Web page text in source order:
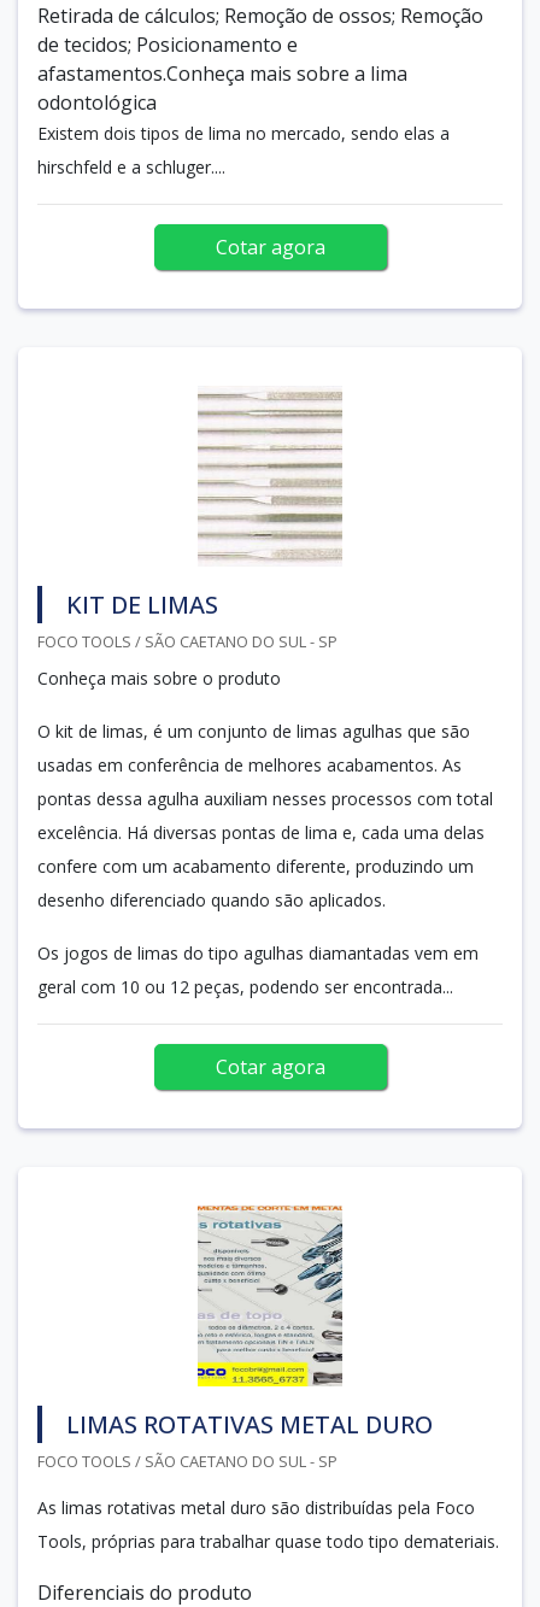
Retirada de cálculos; Remoção de ossos; Remoção
de tecidos; Posicionamento e
afastamentos.Conheça mais sobre a lima
odontológica
Existem dois tipos de lima no mercado, sendo elas a
hirschfeld e a schluger....
Cotar agora
KIT DE LIMAS
FOCO TOOLS / SÃO CAETANO DO SUL - SP
Conheça mais sobre o produto
O kit de limas, é um conjunto de limas agulhas que são
usadas em conferência de melhores acabamentos. As
pontas dessa agulha auxiliam nesses processos com total
excelência. Há diversas pontas de lima e, cada uma delas
confere com um acabamento diferente, produzindo um
desenho diferenciado quando são aplicados.
Os jogos de limas do tipo agulhas diamantadas vem em
geral com 10 ou 12 peças, podendo ser encontrada...
Cotar agora
LIMAS ROTATIVAS METAL DURO
FOCO TOOLS / SÃO CAETANO DO SUL - SP
As limas rotativas metal duro são distribuídas pela Foco
Tools, próprias para trabalhar quase todo tipo demateriais.
Diferenciais do produto